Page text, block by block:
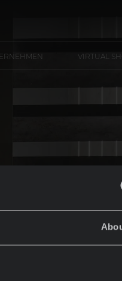
VIRTUAL